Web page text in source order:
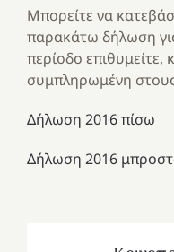
Μπορείτε να
παρακάτω δήλωση
περίοδο επιθυμείτε,
συμπληρωμένη
Δήλωση 2016 πίσω
Δήλωση 2016